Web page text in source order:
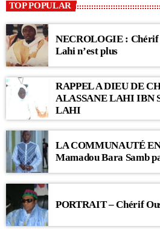
TOP POPULAR
NECROLOGIE :
Lahi n’est plus
RAPPEL A DIEU DE
ALASSANE LAHI IBN
LAHI
LA COMMUNAUTÉ
Mamadou Bara Samb
PORTRAIT – Chérif